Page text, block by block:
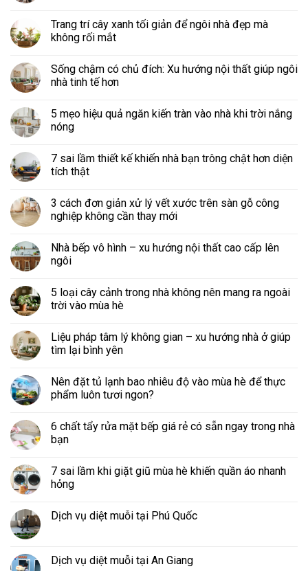
Trang trí cây xanh tối giản để ngôi nhà đẹp mà
không rối mắt
Sống chậm có chủ đích: Xu hướng nội thất giúp ngôi
nhà tinh tế hơn
5 mẹo hiệu quả ngăn kiến tràn vào nhà khi trời nắng
nóng
7 sai lầm thiết kế khiến nhà bạn trông chật hơn diện
tích thật
3 cách đơn giản xử lý vết xước trên sàn gỗ công
nghiệp không cần thay mới
Nhà bếp vô hình – xu hướng nội thất cao cấp lên
ngôi
5 loại cây cảnh trong nhà không nên mang ra ngoài
trời vào mùa hè
Liệu pháp tâm lý không gian – xu hướng nhà ở giúp
tìm lại bình yên
Nên đặt tủ lạnh bao nhiêu độ vào mùa hè để thực
phẩm luôn tươi ngon?
6 chất tẩy rửa mặt bếp giá rẻ có sẵn ngay trong nhà
bạn
7 sai lầm khi giặt giũ mùa hè khiến quần áo nhanh
hỏng
Dịch vụ diệt muỗi tại Phú Quốc
Dịch vụ diệt muỗi tại An Giang